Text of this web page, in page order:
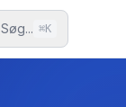
Søg... ⌘K